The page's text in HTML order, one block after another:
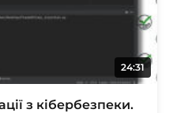
24:31
з кібербезпеки.